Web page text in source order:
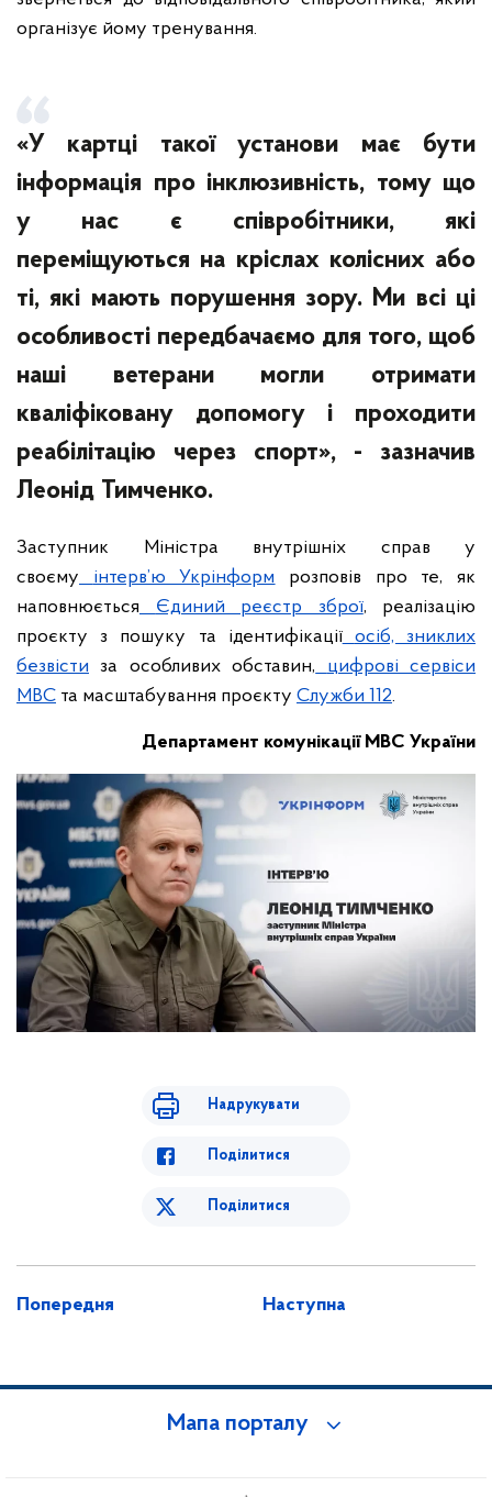
організує йому тренування.
«У картці такої установи має бути
інформація про інклюзивність, тому що
у нас є співробітники, які
переміщуються на кріслах колісних або
ті, які мають порушення зору. Ми всі ці
особливості передбачаємо для того, щоб
наші ветерани могли отримати
кваліфіковану допомогу і проходити
реабілітацію через спорт», - зазначив
Леонід Тимченко.
Заступник Міністра внутрішніх справ у
своєму
інтерв’ю Укрінформ розповів про те, як
наповнюється
Єдиний реєстр зброї, реалізацію
проєкту з пошуку та ідентифікації осіб, зниклих
безвісти за особливих обставин,
цифрові сервіси
МВС та масштабування проєкту Служби 112.
Департамент комунікації МВС України
Надрукувати
Поділитися
Поділитися
Попередня Наступна
Мапа порталу